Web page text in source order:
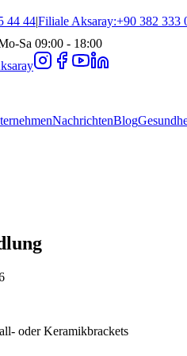
44 44|Filiale Aksaray:+90 382 333
Sa 09:00 - 18:00
NachrichtenBlog
oder Keramikbrackets